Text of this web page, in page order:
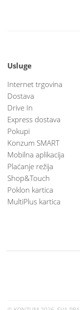
Usluge
Internet trgovina
Dostava
Drive In
Express dostava
Pokupi
Konzum SMART
Mobilna aplikacija
Plaćanje režija
Shop&Touch
Poklon kartica
MultiPlus kartica